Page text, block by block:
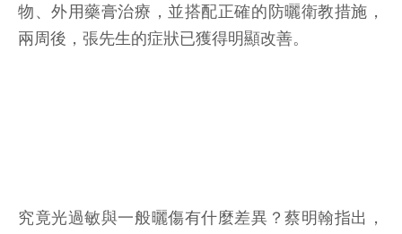
物、外用藥膏治療，並搭配正確的防曬衛教措施，
兩周後，張先生的症狀已獲得明顯改善。
究竟光過敏與一般曬傷有什麼差異？蔡明翰指出，